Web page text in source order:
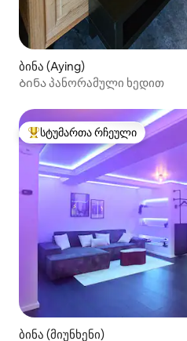
ბინა (Aying)
Ბინა პანორამული ხედით
სტუმართა რჩეული მოწინავე
სტუმართა რჩეული
ბინა (მიუნხენი)